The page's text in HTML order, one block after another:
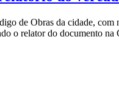
de Obras da cidade,
o relator do documento